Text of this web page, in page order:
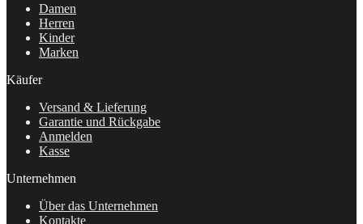
Damen
Herren
Kinder
Marken
Käufer
Versand & Lieferung
Garantie und Rückgabe
Anmelden
Kasse
Unternehmen
Über das Unternehmen
Kontakte